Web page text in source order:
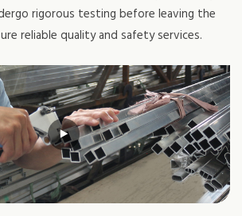
rigorous testing before leaving the
reliable quality and safety services.